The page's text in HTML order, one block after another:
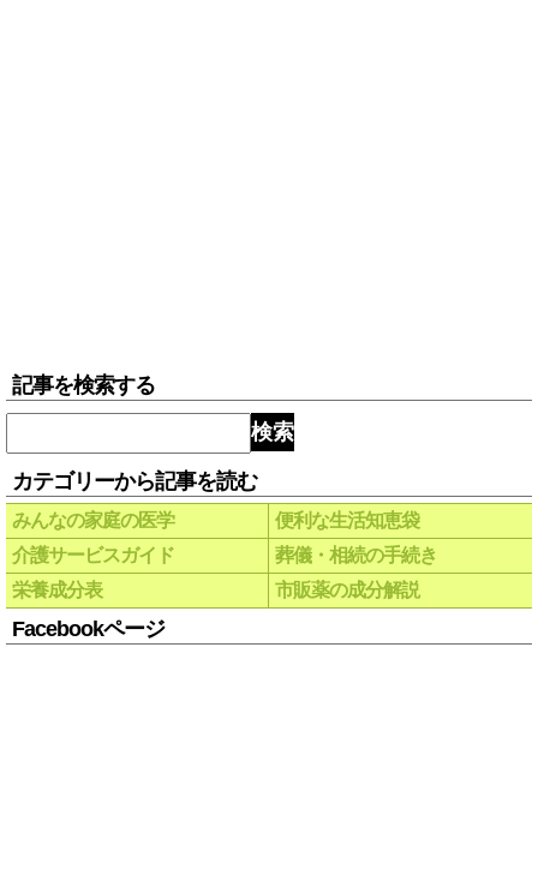
記事を検索する
検索
カテゴリーから記事を読む
みんなの家庭の医学
便利な生活知恵袋
介護サービスガイド
葬儀・相続の手続き
栄養成分表
市販薬の成分解説
Facebookページ